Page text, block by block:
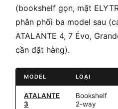
(bookshelf gọn, mặt
phân phối ba model sau
ATALANTE 4, 7 Évo,
cần đặt hàng).
MODEL LOẠI
ATALANTE
3
Bookshelf
2-way